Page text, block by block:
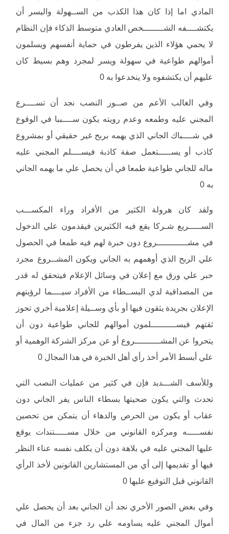
المادي اما إذا كان هذا الكذب من الســهولة واليسر أن
يكتشــــفه الشــــــــخص العادي متوسط الذكاء فإن النظام
لا يحمي هؤلاء الذين يفرطون في حماية أنفسهم ويسلمون
أموالهم طواعية في سهولة ويسر لمجرد وهم بسيط كان
عليهم أن يكتشفوه ولا ينخدعوا به 0
وفي الغالب الأعم من صــور النصب نجد أن تســــرع
المجني عليه وطمعه وعدم رويته يكون ســــببا في الوقوع
في شــــباك الجاني الذي يهمه بربح غير حقيقي أو بمشروع
كاذب أو يســـــتعمل صفة كاذبة فيســــلم المجني عليه
ماله للجاني طواعية طمعا في أن يحصل علي ما يهمه الجاني
به 0
ولقد كان هرولة الكثير من الأفراد وراء المكســـب
الســـــريع شـركا يقع فيه الكثيرين فيقدمون علي الدخول
في مشــــــــــــروع دون خبرة لهم فيه طمعا في الحصول
علي الربح الذي أوهمهم به الجاني ويكون المشــروع مجرد
حبر علي ورق مع إعلان في وسائل الإعلام فيتحقق له قدر
من المصداقية لدي البســطاء من الأفراد سيــــما لرؤيتهم
الإعلان بجريدة يثقون فيها أو بأي وســيلة إعلامية أخري تحوز
ثقتهم فيســــــــــلمون أموالهم للجاني طواعية دون أن
يتحروا عن المشــــــــــروع أو عن مركز الشركة الوهمية أو
علي أبسط الأمر أخذ رأي أهل الخبرة في هذا المجال 0
وللأسف الشـــديد فإن في كثير من عمليات النصب التي
تحدث والتي يكون ضحيتها بسطاء الناس يفر الجاني دون
عقاب أو يكون من الحرص والدهاء أن يتمكن من تحصين
نفســـــه ومركزه القانوني من خلال مســـــتندات يوقع
عليها المجني عليه في بلاهة دون أن يكلف نفسه عناء النظر
فيها أو تقديمها إلى أي من المستشارين القانونين لأخذ الرأي
القانوني قبل التوقيع عليها 0
وفي بعض الصور الأخري نجد أن الجاني بعد أن يحصل علي
أموال المجني عليه يساومه علي رد جزء من المال في